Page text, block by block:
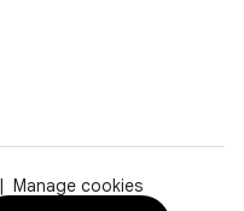
Manage cookies